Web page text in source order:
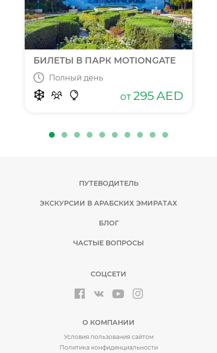
БИЛЕТЫ В ПАРК MOTIONGATE
Полный день
от 295AED
ПУТЕВОДИТЕЛЬ
ЭКСКУРСИИ В АРАБСКИХ ЭМИРАТАХ
БЛОГ
ЧАСТЫЕ ВОПРОСЫ
СОЦСЕТИ
О КОМПАНИИ
Условия пользования сайтом
Политика конфиденциальности